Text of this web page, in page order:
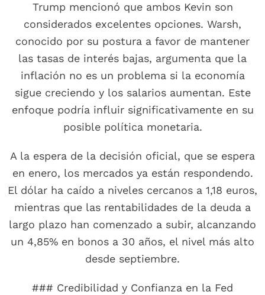
Trump mencionó que ambos Kevin son
considerados excelentes opciones. Warsh,
conocido por su postura a favor de mantener
las tasas de interés bajas, argumenta que la
inflación no es un problema si la economía
sigue creciendo y los salarios aumentan. Este
enfoque podría influir significativamente en su
posible política monetaria.
A la espera de la decisión oficial, que se espera
en enero, los mercados ya están respondendo.
El dólar ha caído a niveles cercanos a 1,18 euros,
mientras que las rentabilidades de la deuda a
largo plazo han comenzado a subir, alcanzando
un 4,85% en bonos a 30 años, el nivel más alto
desde septiembre.
### Credibilidad y Confianza en la Fed